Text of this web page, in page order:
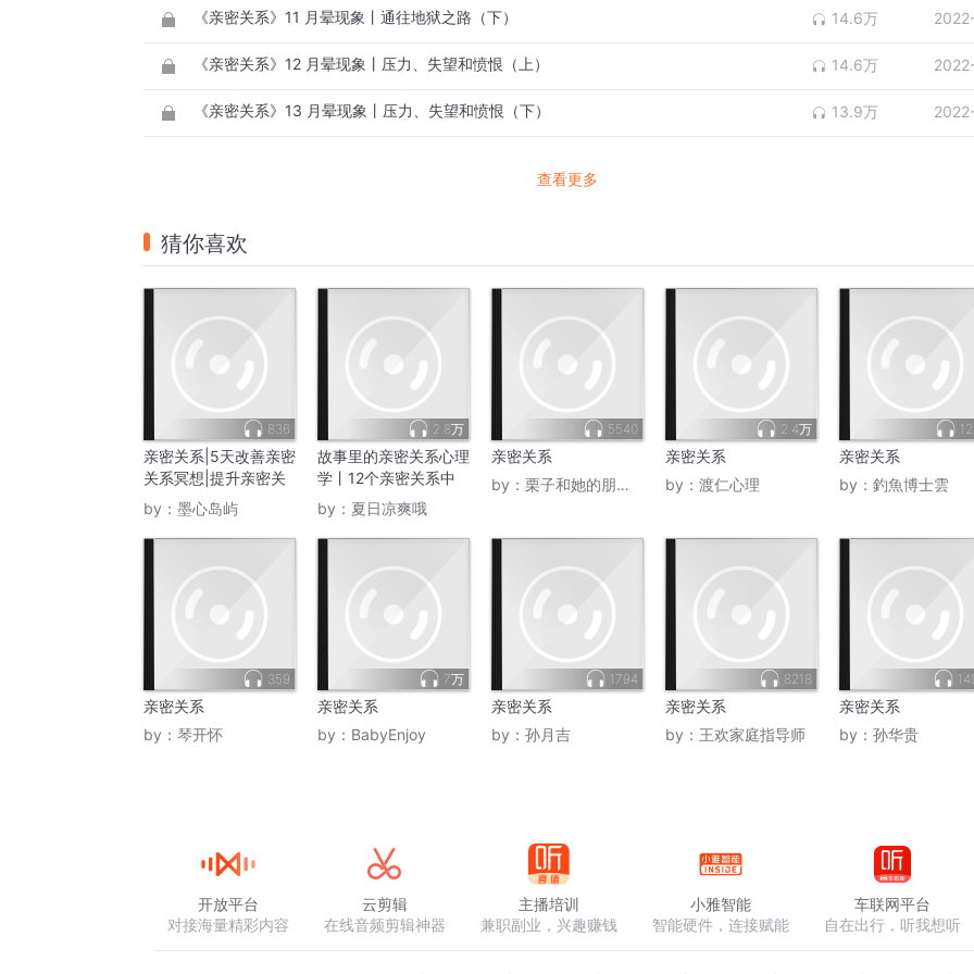
《亲密关系》11 月晕现象丨通往地狱之路（下） 14.6万
《亲密关系》12 月晕现象丨压力、失望和愤恨（上） 14.6万
《亲密关系》13 月晕现象丨压力、失望和愤恨（下） 13.9万
查看更多
猜你喜欢
836
亲密关系|5天改善亲密
关系冥想|提升亲密关
系
by： 墨心岛屿
2.8万
故事里的亲密关系心理
学丨12个亲密关系中
的亲密关系心理学
by： 夏日凉爽哦
5540
亲密关系
by： 栗子和她的朋友们
2.4万
亲密关系
by： 渡仁心理
亲密关系
by： 釣魚博士雲
359
亲密关系
by： 琴开怀
7万
亲密关系
by： BabyEnjoy
1794
亲密关系
by： 孙月吉
8218
亲密关系
by： 王欢家庭指导师
亲密关系
by： 孙华贵
开放平台
对接海量精彩内容
云剪辑
在线音频剪辑神器
主播培训
兼职副业，兴趣赚钱
小雅智能
智能硬件，连接赋能
车联网平台
自在出行，听我想听